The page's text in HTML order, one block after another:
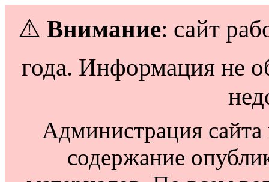
⚠️ Внимание: сайт
года. Информация не
Администрация сайта
содержание